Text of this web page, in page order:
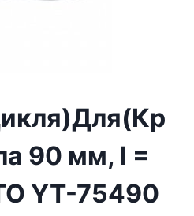
90 мм, l =
YT-75490